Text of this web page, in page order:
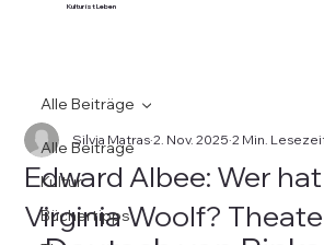
Kultur ist Leben
Alle Beiträge
Kultur
Büchertipps
Alle Beiträge
Edward Albee: Wer
Virginia Woolf?
Silvia Matras 2. Nov. 2025 2 Min.